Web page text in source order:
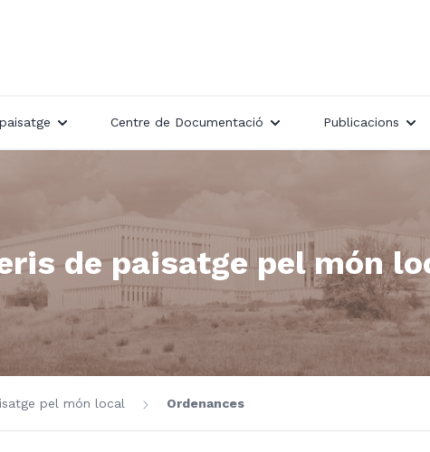
Centre de Documentació Publicacions
de paisatge pel món
pel món local Ordenances